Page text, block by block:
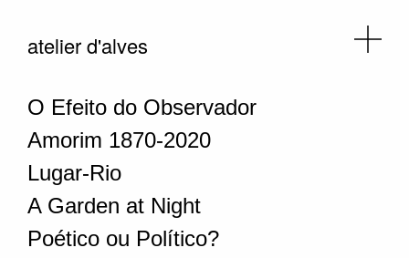
atelier d'alves
O Efeito do Observador
Amorim 1870-2020
Lugar-Rio
A Garden at Night
Poético ou Político?